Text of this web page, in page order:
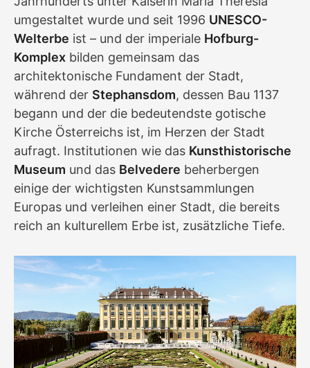
umgestaltet wurde und seit 1996 UNESCO-
Welterbe ist – und der imperiale Hofburg-
Komplex bilden gemeinsam das
architektonische Fundament der Stadt,
während der Stephansdom, dessen Bau 1137
begann und der die bedeutendste gotische
Kirche Österreichs ist, im Herzen der Stadt
aufragt. Institutionen wie das Kunsthistorische
Museum und das Belvedere beherbergen
einige der wichtigsten Kunstsammlungen
Europas und verleihen einer Stadt, die bereits
reich an kulturellem Erbe ist, zusätzliche Tiefe.